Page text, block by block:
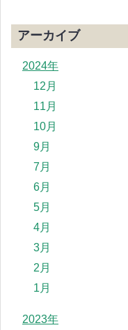
アーカイブ
2024年
12月
11月
10月
9月
7月
6月
5月
4月
3月
2月
1月
2023年